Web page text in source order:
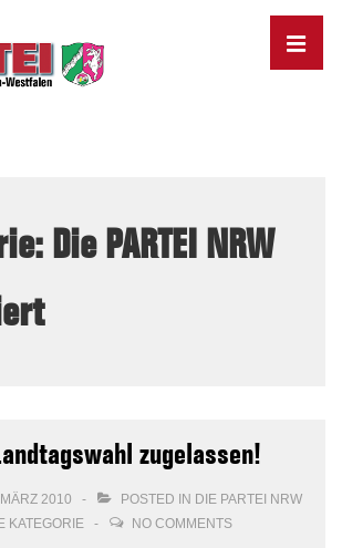
MENU
Die PARTEI NRW
zugelassen!
2010 POSTED IN DIE PARTEI NRW
KATEGORIE NO COMMENTS